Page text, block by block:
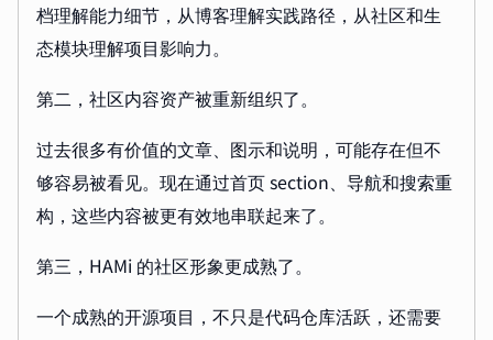
档理解能力细节，从博客理解实践路径，从社区和生
态模块理解项目影响力。
第二，社区内容资产被重新组织了。
过去很多有价值的文章、图示和说明，可能存在但不
够容易被看见。现在通过首页 section、导航和搜索重
构，这些内容被更有效地串联起来了。
第三，HAMi 的社区形象更成熟了。
一个成熟的开源项目，不只是代码仓库活跃，还需要